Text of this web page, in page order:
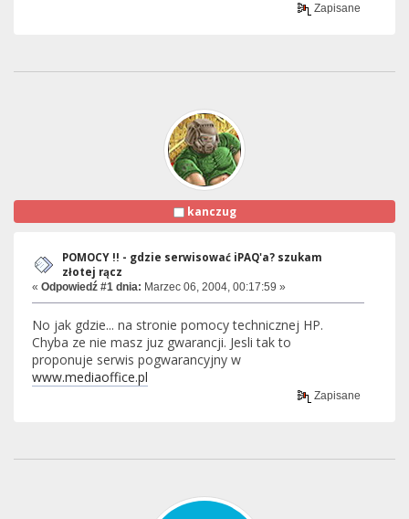
Zapisane
kanczug
POMOCY !! - gdzie serwisować iPAQ'a? szukam
złotej rącz
« Odpowiedź #1 dnia: Marzec 06, 2004, 00:17:59 »
No jak gdzie... na stronie pomocy technicznej HP.
Chyba ze nie masz juz gwarancji. Jesli tak to
proponuje serwis pogwarancyjny w
www.mediaoffice.pl
Zapisane